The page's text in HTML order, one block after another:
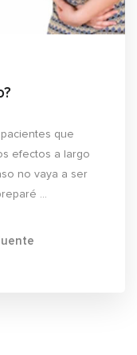
que
efectos a largo
no vaya a ser
...